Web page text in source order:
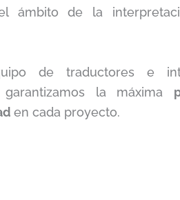
ámbito de la
de traductores e
garantizamos la máxima
en cada proyecto.